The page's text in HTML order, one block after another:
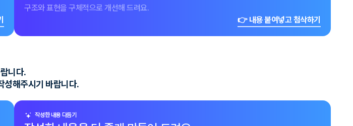
구조와 표현을 구체적으로 개선해 드려요.
👉 내용 붙여넣고 첨삭하기
니다.
성해주시기 바랍니다.
작성한 내용 다듬기